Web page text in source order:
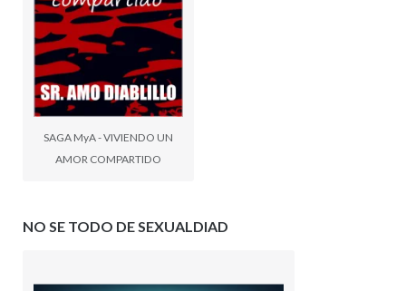
SAGA MyA - VIVIENDO UN
AMOR COMPARTIDO
NO SE TODO DE SEXUALDIAD